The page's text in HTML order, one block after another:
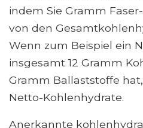
indem Sie Gramm
von den
Wenn zum Beispiel ein
insgesamt 12 Gramm
Gramm Ballaststoffe
Netto-Kohlenhydrate.
Anerkannte